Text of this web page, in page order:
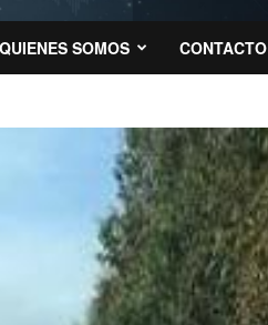
QUIENES SOMOS CONTACTO